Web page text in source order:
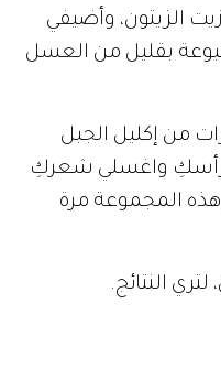
الزيتون، وأضيفي
بقليل من العسل
أضيفي 10 قطرات من إكليل الجبل
رأسكِ واغسلي شعركِ
جربي هذه المجموعة مرة
النتائج.